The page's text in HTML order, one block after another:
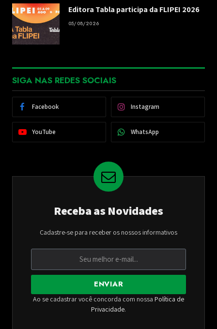
Editora Tabla participa da FLIPEI 2026
05/08/2026
SIGA NAS REDES SOCIAIS
Facebook Instagram
YouTube WhatsApp
Receba as Novidades
Cadastre-se para receber os nossos informativos
ENVIAR
Ao se cadastrar você concorda com nossa Política de
Privacidade.